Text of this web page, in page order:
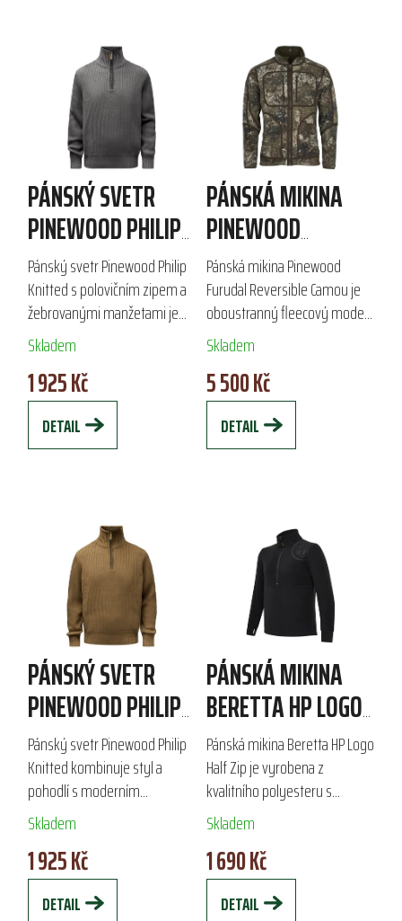
PÁNSKÝ SVETR
PINEWOOD PHILIP
KNITTED
Pánský svetr Pinewood Philip
Knitted s polovičním zipem a
žebrovanými manžetami je
ideální volbou pro volný čas i
outdoorové aktivity. Vyroben
z kvalitní směsi 50 % bavlny a
50...
Skladem
1 925 Kč
DETAIL
PÁNSKÁ MIKINA
PINEWOOD
FURUDAL
REVERSIBLE
CAMOU
Pánská mikina Pinewood
Furudal Reversible Camou je
oboustranný fleecový model
o gramáži 240 g, ideální pro
lov a volný čas. S prodyšnou a
voděodpudivou konstrukcí
nabízí pohodlí...
Skladem
5 500 Kč
DETAIL
PÁNSKÝ SVETR
PINEWOOD PHILIP
KNITTED
Pánský svetr Pinewood Philip
Knitted kombinuje styl a
pohodlí s moderním
designem. Vyroben z kvalitní
směsi (50 % bavlna, 50 %
akryl) je ideální pro podzimní a
zimní vrstvení....
Skladem
1 925 Kč
DETAIL
PÁNSKÁ MIKINA
BERETTA HP LOGO
HALF ZIP
Pánská mikina Beretta HP Logo
Half Zip je vyrobena z
kvalitního polyesteru s
gramáží 190 g/m², což zajišťuje
vynikající tepelný komfort.
Tato termofleecová mikina je
ideální...
Skladem
1 690 Kč
DETAIL